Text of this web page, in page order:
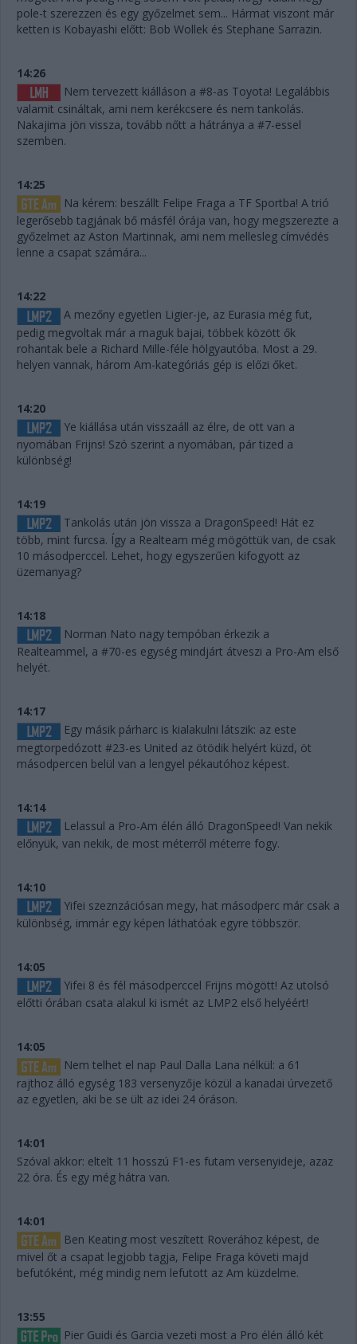
pole-t szerezzen és egy győzelmet sem... Hármat viszont már
ketten is Kobayashi előtt: Bob Wollek és Stephane Sarrazin.
14:26
Nem tervezett kiálláson a #8-as Toyota! Legalábbis
valamit csináltak, ami nem kerékcsere és nem tankolás.
Nakajima jön vissza, tovább nőtt a hátránya a #7-essel
szemben.
14:25
Na kérem: beszállt Felipe Fraga a TF Sportba! A trió
legerősebb tagjának bő másfél órája van, hogy megszerezte a
győzelmet az Aston Martinnak, ami nem mellesleg címvédés
lenne a csapat számára...
14:22
A mezőny egyetlen Ligier-je, az Eurasia még fut,
pedig megvoltak már a maguk bajai, többek között ők
rohantak bele a Richard Mille-féle hölgyautóba. Most a 29.
helyen vannak, három Am-kategóriás gép is előzi őket.
14:20
Ye kiállása után visszaáll az élre, de ott van a
nyomában Frijns! Szó szerint a nyomában, pár tized a
különbség!
14:19
Tankolás után jön vissza a DragonSpeed! Hát ez
több, mint furcsa. Így a Realteam még mögöttük van, de csak
10 másodperccel. Lehet, hogy egyszerűen kifogyott az
üzemanyag?
14:18
Norman Nato nagy tempóban érkezik a
Realteammel, a #70-es egység mindjárt átveszi a Pro-Am első
helyét.
14:17
Egy másik párharc is kialakulni látszik: az este
megtorpedózott #23-es United az ötödik helyért küzd, öt
másodpercen belül van a lengyel pékautóhoz képest.
14:14
Lelassul a Pro-Am élén álló DragonSpeed! Van nekik
előnyük, van nekik, de most méterről méterre fogy.
14:10
Yifei szeznzációsan megy, hat másodperc már csak a
különbség, immár egy képen láthatóak egyre többször.
14:05
Yifei 8 és fél másodperccel Frijns mögött! Az utolsó
előtti órában csata alakul ki ismét az LMP2 első helyéért!
14:05
Nem telhet el nap Paul Dalla Lana nélkül: a 61
rajthoz álló egység 183 versenyzője közül a kanadai úrvezető
az egyetlen, aki be se ült az idei 24 óráson.
14:01
Szóval akkor: eltelt 11 hosszú F1-es futam versenyideje, azaz
22 óra. És egy még hátra van.
14:01
Ben Keating most veszített Roverához képest, de
mivel őt a csapat legjobb tagja, Felipe Fraga követi majd
befutóként, még mindig nem lefutott az Am küzdelme.
13:55
Pier Guidi és Garcia vezeti most a Pro élén álló két